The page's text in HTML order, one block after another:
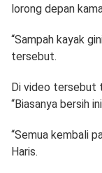
lorong depan
“Sampah kayak
tersebut.
Di video tersebut
“Biasanya bersih
“Semua kembali
Haris.